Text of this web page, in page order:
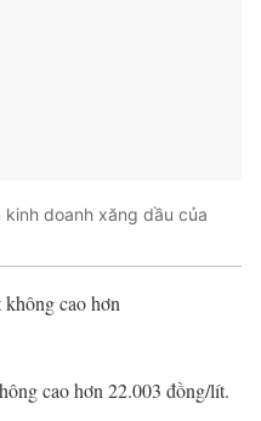
doanh xăng dầu của
cao hơn
cao hơn 22.003 đồng/lít.